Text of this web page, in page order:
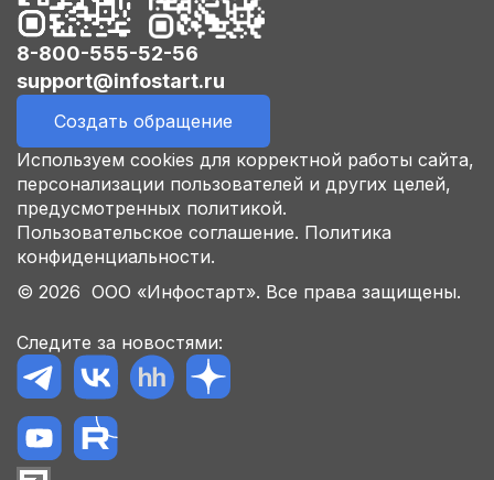
8-800-555-52-56
support@infostart.ru
Создать обращение
Используем cookies для корректной работы сайта,
персонализации пользователей и других целей,
предусмотренных политикой.
Пользовательское соглашение. Политика
конфиденциальности.
© 2026 ООО «Инфостарт». Все права защищены.
Следите за новостями: